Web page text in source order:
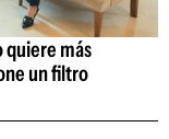
quiere más
un filtro